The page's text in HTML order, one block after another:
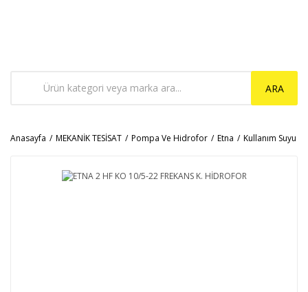
ARA
Anasayfa MEKANİK TESİSAT Pompa Ve Hidrofor Etna Kullanım Suyu